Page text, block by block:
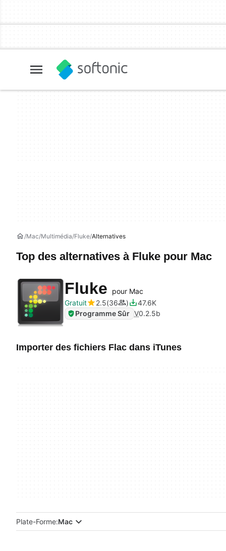
Mac Multimédia Fluke Alternatives
Top des alternatives à Fluke pour Mac
Fluke
pour Mac
Gratuit
2.5 36
47.6K
Programme Sûr V0.2.5b
Importer des fichiers Flac dans iTunes
Plate-Forme:Mac